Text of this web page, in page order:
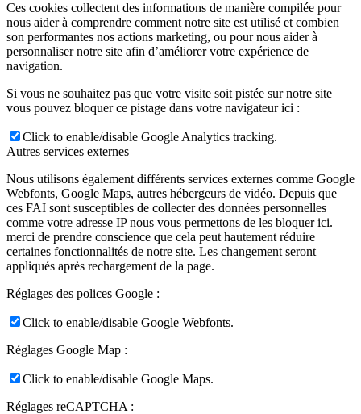
Ces cookies collectent des informations de manière compilée pour
nous aider à comprendre comment notre site est utilisé et combien
son performantes nos actions marketing, ou pour nous aider à
personnaliser notre site afin d’améliorer votre expérience de
navigation.
Si vous ne souhaitez pas que votre visite soit pistée sur notre site
vous pouvez bloquer ce pistage dans votre navigateur ici :
Click to enable/disable Google Analytics tracking.
Autres services externes
Nous utilisons également différents services externes comme Google
Webfonts, Google Maps, autres hébergeurs de vidéo. Depuis que
ces FAI sont susceptibles de collecter des données personnelles
comme votre adresse IP nous vous permettons de les bloquer ici.
merci de prendre conscience que cela peut hautement réduire
certaines fonctionnalités de notre site. Les changement seront
appliqués après rechargement de la page.
Réglages des polices Google :
Click to enable/disable Google Webfonts.
Réglages Google Map :
Click to enable/disable Google Maps.
Réglages reCAPTCHA :